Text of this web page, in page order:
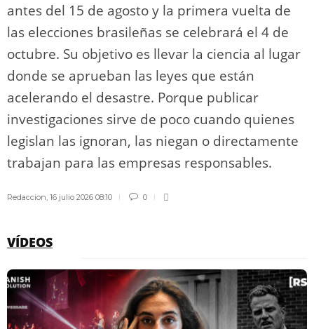
antes del 15 de agosto y la primera vuelta de
las elecciones brasileñas se celebrará el 4 de
octubre. Su objetivo es llevar la ciencia al lugar
donde se aprueban las leyes que están
acelerando el desastre. Porque publicar
investigaciones sirve de poco cuando quienes
legislan las ignoran, las niegan o directamente
trabajan para las empresas responsables.
Redaccion 16 julio 2026 08:10 0
VÍDEOS